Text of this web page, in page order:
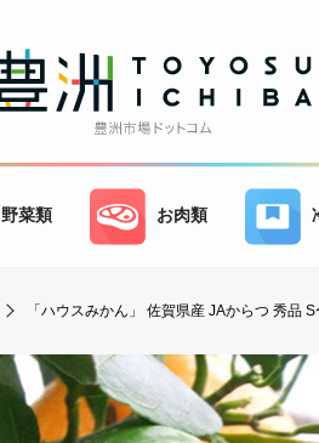
野菜類 お肉類
「ハウスみかん」 佐賀県産 JAからつ 秀品